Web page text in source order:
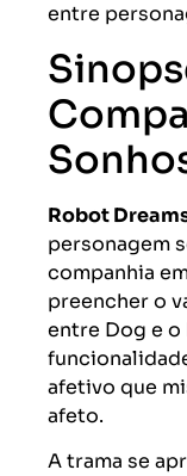
entre
Robot
personagem
companhia
preencher o
entre Dog e o
afetivo que
afeto.
A trama se